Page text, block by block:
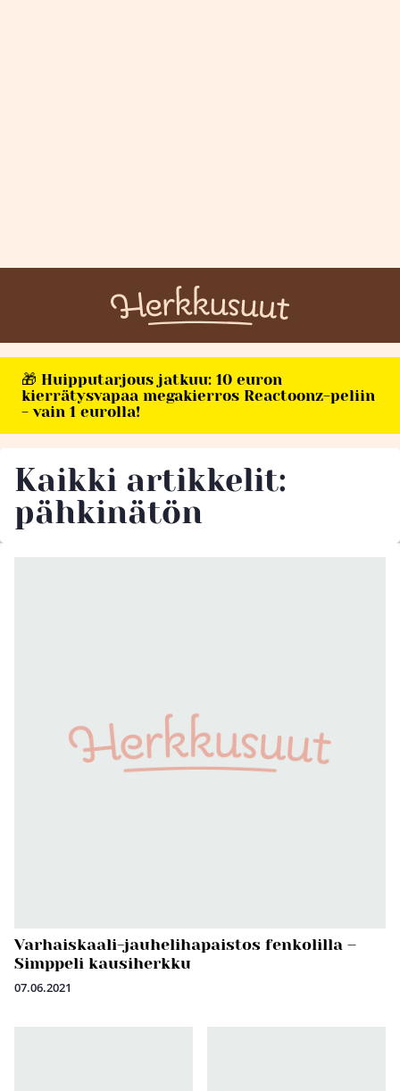
🎁 Huipputarjous jatkuu: 10 euron
kierrätysvapaa megakierros Reactoonz-peliin
- vain 1 eurolla!
Kaikki artikkelit:
pähkinätön
Varhaiskaali-jauhelihapaistos fenkolilla –
Simppeli kausiherkku
07.06.2021